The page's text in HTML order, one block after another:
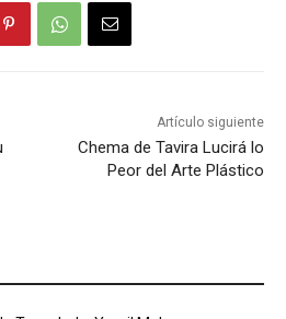
Artículo siguiente
Chema de Tavira Lucirá lo
Peor del Arte Plástico